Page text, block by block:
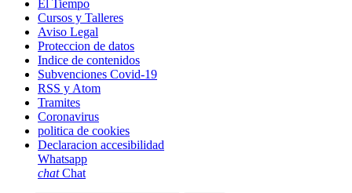
El Tiempo
Cursos y Talleres
Aviso Legal
Proteccion de datos
Indice de contenidos
Subvenciones Covid-19
RSS y Atom
Tramites
Coronavirus
politica de cookies
Declaracion accesibilidad
Whatsapp
chat Chat